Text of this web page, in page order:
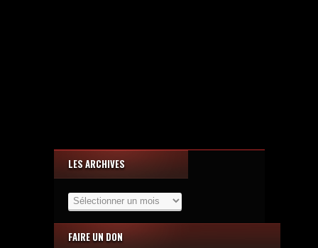
LES ARCHIVES
Archives
FAIRE UN DON